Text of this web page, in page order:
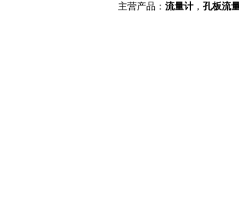
主营产品： 流量计， 孔板流